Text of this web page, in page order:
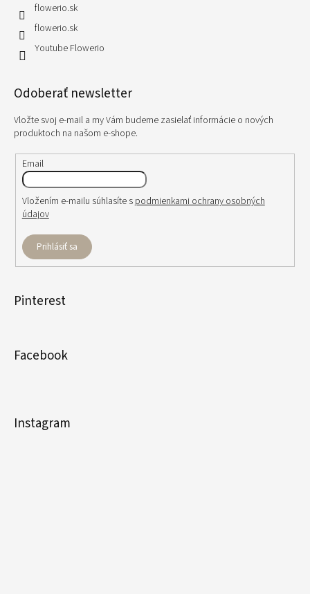
flowerio.sk
flowerio.sk
Youtube Flowerio
Odoberať newsletter
Vložte svoj e-mail a my Vám budeme zasielať informácie o nových
produktoch na našom e-shope.
Email
Vložením e-mailu súhlasíte s podmienkami ochrany osobných
údajov
Prihlásiť sa
Pinterest
Facebook
Instagram